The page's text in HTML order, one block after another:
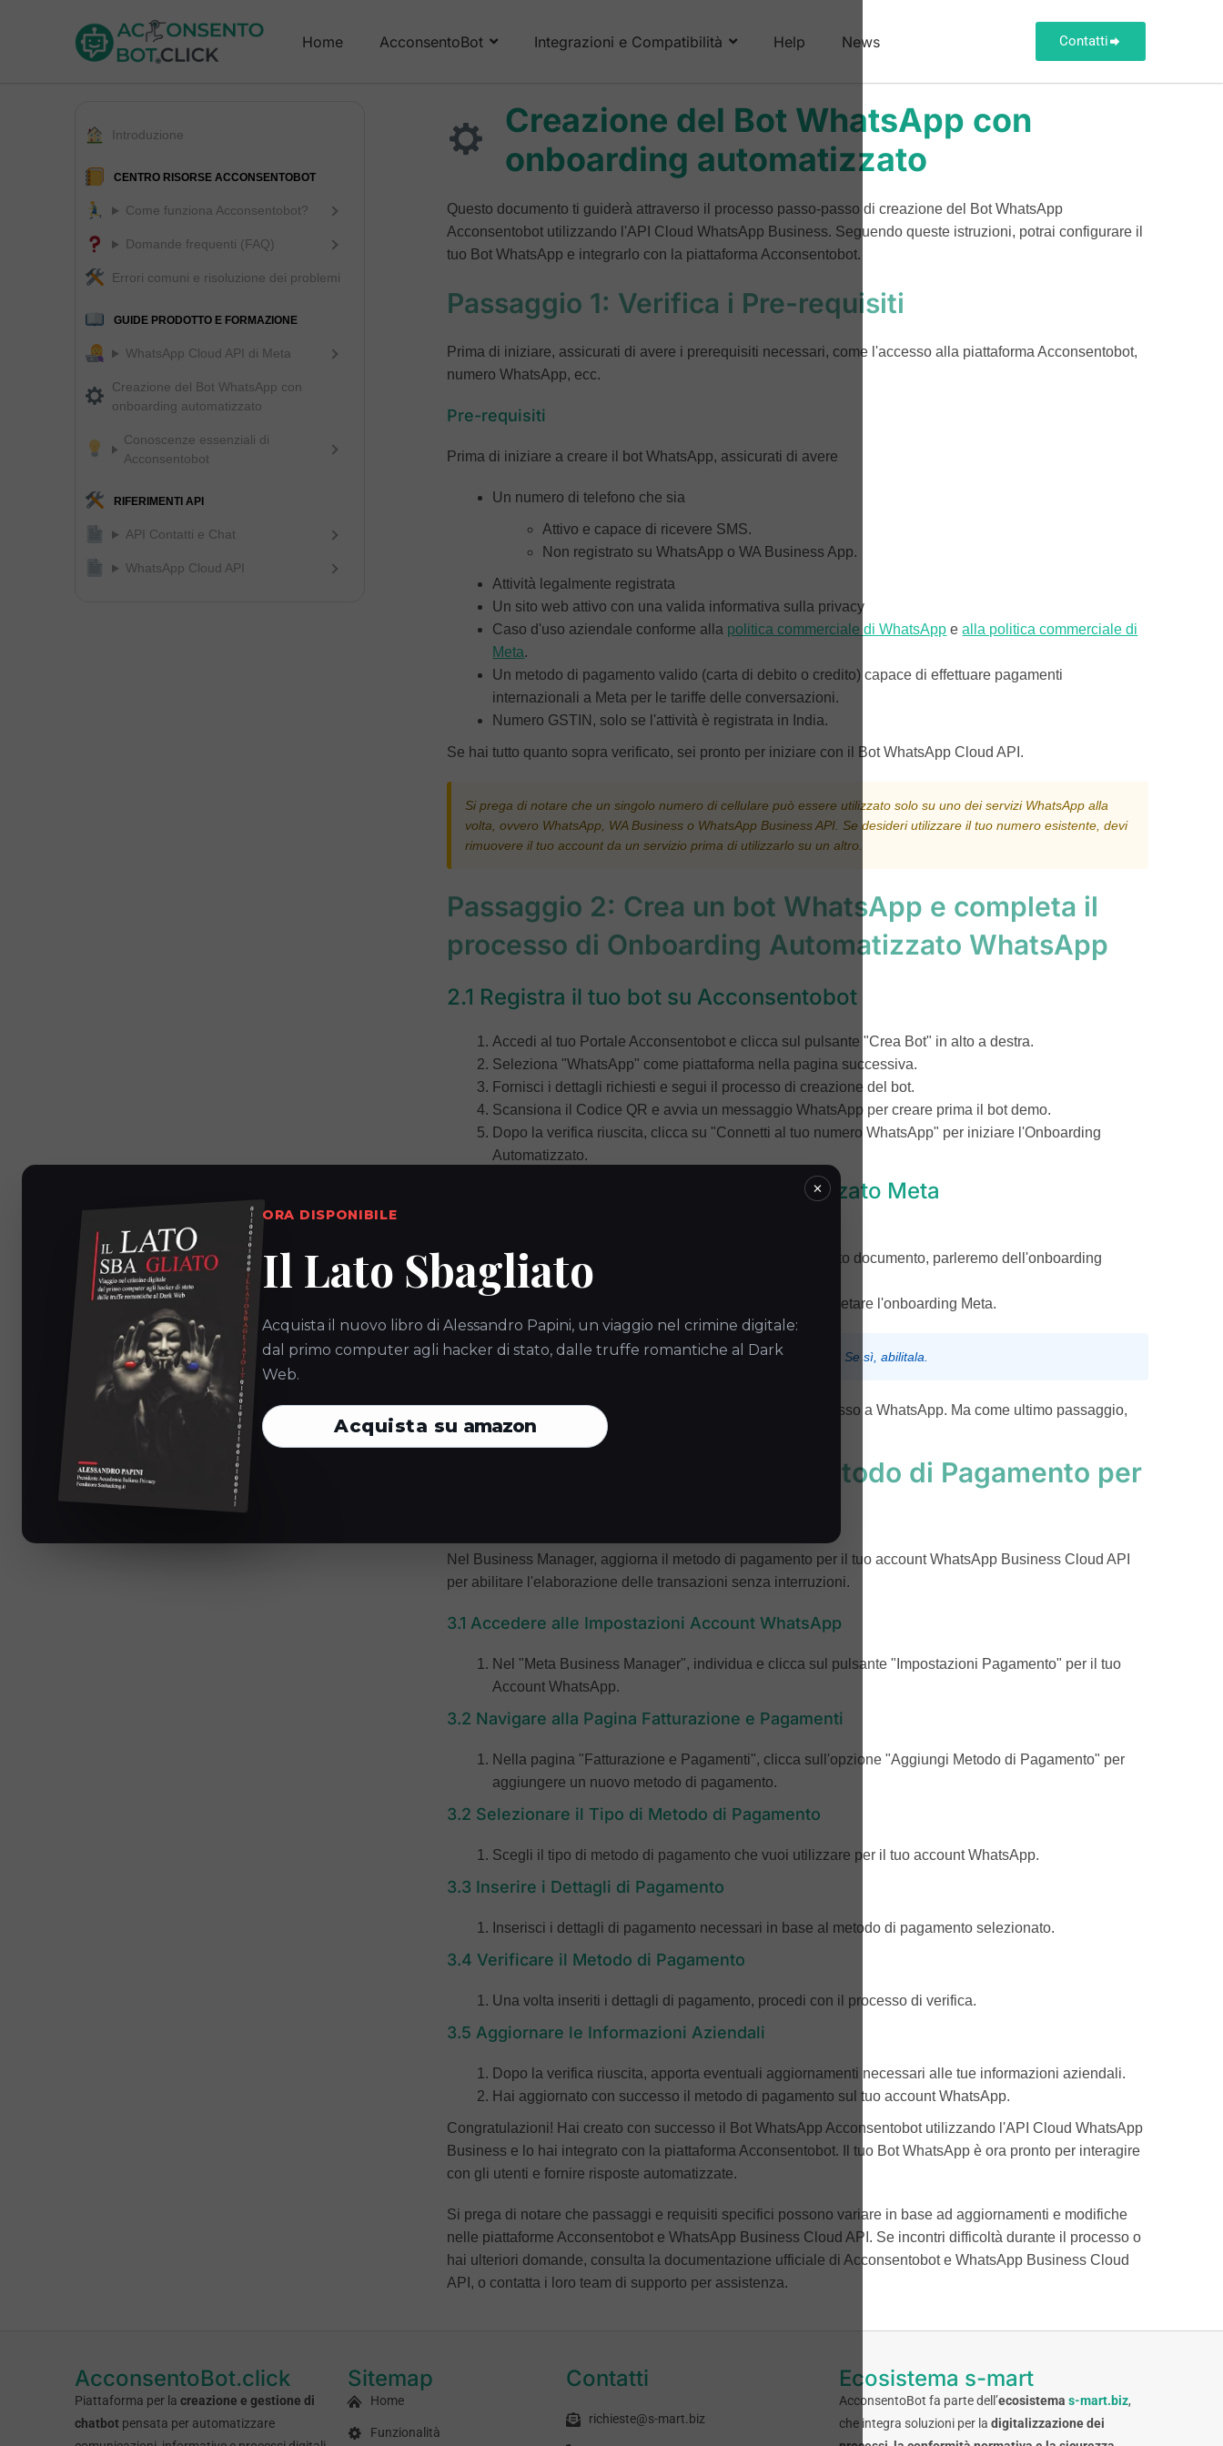
×
ORA DISPONIBILE
Il Lato Sbagliato
Acquista il nuovo libro di Alessandro Papini, un viaggio nel crimine digitale:
dal primo computer agli hacker di stato, dalle truffe romantiche al Dark
Web.
Acquista su amazon
Home AcconsentoBot Integrazioni e Compatibilità Help News Contatti
Introduzione
CENTRO RISORSE ACCONSENTOBOT
Come funziona Acconsentobot?
Domande frequenti (FAQ)
Errori comuni e risoluzione dei problemi
GUIDE PRODOTTO E FORMAZIONE
WhatsApp Cloud API di Meta
Creazione del Bot WhatsApp con
onboarding automatizzato
Conoscenze essenziali di
Acconsentobot
RIFERIMENTI API
API Contatti e Chat
WhatsApp Cloud API
Creazione del Bot WhatsApp con
onboarding automatizzato
Questo documento ti guiderà attraverso il processo passo-passo di creazione del Bot WhatsApp
Acconsentobot utilizzando l'API Cloud WhatsApp Business. Seguendo queste istruzioni, potrai configurare il
tuo Bot WhatsApp e integrarlo con la piattaforma Acconsentobot.
Passaggio 1: Verifica i Pre-requisiti
Prima di iniziare, assicurati di avere i prerequisiti necessari, come l'accesso alla piattaforma Acconsentobot,
numero WhatsApp, ecc.
Pre-requisiti
Prima di iniziare a creare il bot WhatsApp, assicurati di avere
Un numero di telefono che sia
Attivo e capace di ricevere SMS.
Non registrato su WhatsApp o WA Business App.
Attività legalmente registrata
Un sito web attivo con una valida informativa sulla privacy
Caso d'uso aziendale conforme alla politica commerciale di WhatsApp ealla politica commerciale di
Meta.
Un metodo di pagamento valido (carta di debito o credito) capace di effettuare pagamenti
internazionali a Meta per le tariffe delle conversazioni.
Numero GSTIN, solo se l'attività è registrata in India.
Se hai tutto quanto sopra verificato, sei pronto per iniziare con il Bot WhatsApp Cloud API.
Si prega di notare che un singolo numero di cellulare può essere utilizzato solo su uno dei servizi WhatsApp alla
volta, ovvero WhatsApp, WA Business o WhatsApp Business API. Se desideri utilizzare il tuo numero esistente, devi
rimuovere il tuo account da un servizio prima di utilizzarlo su un altro.
Passaggio 2: Crea un bot WhatsApp e completa il
processo di Onboarding Automatizzato WhatsApp
2.1 Registra il tuo bot su Acconsentobot
Accedi al tuo Portale Acconsentobot e clicca sul pulsante "Crea Bot" in alto a destra.
Seleziona "WhatsApp" come piattaforma nella pagina successiva.
Fornisci i dettagli richiesti e segui il processo di creazione del bot.
Scansiona il Codice QR e avvia un messaggio WhatsApp per creare prima il bot demo.
Dopo la verifica riuscita, clicca su "Connetti al tuo numero WhatsApp" per iniziare l'Onboarding
Automatizzato.
2.2 Completa l'onboarding Automatizzato Meta
Scegli l'onboarding Automatizzato o Manuale. In questo documento, parleremo dell'onboarding
Automatizzato.
Si aprirà una nuova finestra pop-up dove dovrai completare l'onboarding Meta.
Assicurati di non aver bloccato la finestra pop-up nel tuo browser. Se sì, abilitala.
Al completamento con successo, il tuo bot sarà connesso a WhatsApp. Ma come ultimo passaggio,
devi aggiornare il tuo metodo di pagamento.
Passaggio 3: Aggiornare il Metodo di Pagamento per
Nel Business Manager, aggiorna il metodo di pagamento per il tuo account WhatsApp Business Cloud API
per abilitare l'elaborazione delle transazioni senza interruzioni.
3.1 Accedere alle Impostazioni Account WhatsApp
Nel "Meta Business Manager", individua e clicca sul pulsante "Impostazioni Pagamento" per il tuo
Account WhatsApp.
3.2 Navigare alla Pagina Fatturazione e Pagamenti
Nella pagina "Fatturazione e Pagamenti", clicca sull'opzione "Aggiungi Metodo di Pagamento" per
aggiungere un nuovo metodo di pagamento.
3.2 Selezionare il Tipo di Metodo di Pagamento
Scegli il tipo di metodo di pagamento che vuoi utilizzare per il tuo account WhatsApp.
3.3 Inserire i Dettagli di Pagamento
Inserisci i dettagli di pagamento necessari in base al metodo di pagamento selezionato.
3.4 Verificare il Metodo di Pagamento
Una volta inseriti i dettagli di pagamento, procedi con il processo di verifica.
3.5 Aggiornare le Informazioni Aziendali
Dopo la verifica riuscita, apporta eventuali aggiornamenti necessari alle tue informazioni aziendali.
Hai aggiornato con successo il metodo di pagamento sul tuo account WhatsApp.
Congratulazioni! Hai creato con successo il Bot WhatsApp Acconsentobot utilizzando l'API Cloud WhatsApp
Business e lo hai integrato con la piattaforma Acconsentobot. Il tuo Bot WhatsApp è ora pronto per interagire
con gli utenti e fornire risposte automatizzate.
Si prega di notare che passaggi e requisiti specifici possono variare in base ad aggiornamenti e modifiche
nelle piattaforme Acconsentobot e WhatsApp Business Cloud API. Se incontri difficoltà durante il processo o
hai ulteriori domande, consulta la documentazione ufficiale di Acconsentobot e WhatsApp Business Cloud
API, o contatta i loro team di supporto per assistenza.
AcconsentoBot.click
Piattaforma per la creazione e gestione di
chatbot pensata per automatizzare
Sitemap
Home
Funzionalità
Contatti
richieste@s-mart.biz
Ecosistema s-mart
AcconsentoBot fa parte dell’ecosistema s-mart.biz,
che integra soluzioni per la digitalizzazione dei